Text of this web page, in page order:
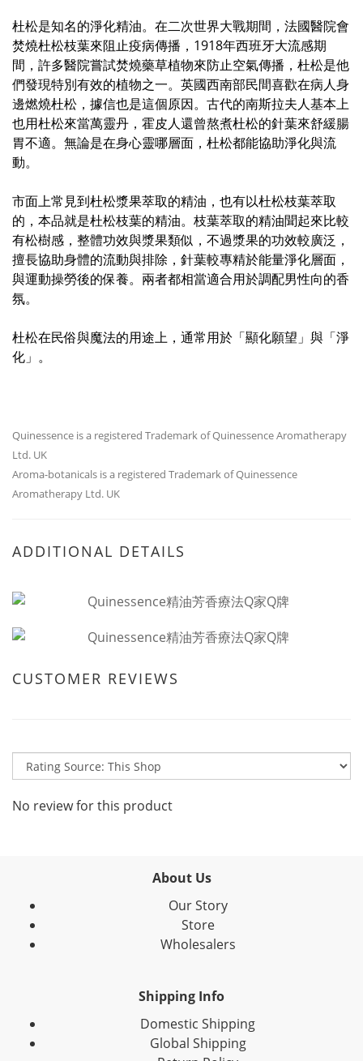
杜松是知名的淨化精油。在二次世界大戰期間，法國醫院會
焚燒杜松枝葉來阻止疫病傳播，1918年西班牙大流感期
間，許多醫院嘗試焚燒藥草植物來防止空氣傳播，杜松是他
們發現特別有效的植物之一。英國西南部民間喜歡在病人身
邊燃燒杜松，據信也是這個原因。古代的南斯拉夫人基本上
也用杜松來當萬靈丹，霍皮人還曾熬煮杜松的針葉來舒緩腸
胃不適。無論是在身心靈哪層面，杜松都能協助淨化與流
動。
市面上常見到杜松漿果萃取的精油，也有以杜松枝葉萃取
的，本品就是杜松枝葉的精油。枝葉萃取的精油聞起來比較
有松樹感，整體功效與漿果類似，不過漿果的功效較廣泛，
擅長協助身體的流動與排除，針葉較專精於能量淨化層面，
與運動操勞後的保養。兩者都相當適合用於調配男性向的香
氛。
杜松在民俗與魔法的用途上，通常用於「顯化願望」與「淨
化」。
Quinessence is a registered Trademark of Quinessence Aromatherapy
Ltd. UK
Aroma-botanicals is a registered Trademark of Quinessence
Aromatherapy Ltd. UK
ADDITIONAL DETAILS
CUSTOMER REVIEWS
No review for this product
About Us
Our Story
Store
Wholesalers
Shipping Info
Domestic Shipping
Global Shipping